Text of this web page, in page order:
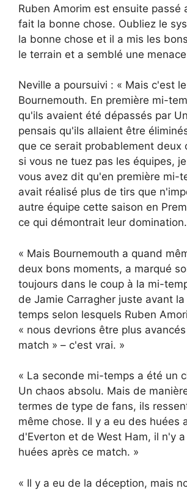
Ruben Amorim est ensuite passé
fait la bonne chose. Oubliez le
la bonne chose et il a mis les
le terrain et a semblé une
Neville a poursuivi : « Mais c'est
Bournemouth. En première mi-
qu'ils avaient été dépassés par
pensais qu'ils allaient être
que ce serait probablement deux
si vous ne tuez pas les équipes,
vous avez dit qu'en première mi-
avait réalisé plus de tirs que
autre équipe cette saison en
ce qui démontrait leur
« Mais Bournemouth a quand
deux bons moments, a marqué
toujours dans le coup à la mi-
de Jamie Carragher juste avant
temps selon lesquels Ruben
« nous devrions être plus
match » – c'est vrai. »
« La seconde mi-temps a été un
Un chaos absolu. Mais de
termes de type de fans, ils
même chose. Il y a eu des huées
d'Everton et de West Ham, il n'y
huées après ce match. »
« Il y a eu de la déception, mais